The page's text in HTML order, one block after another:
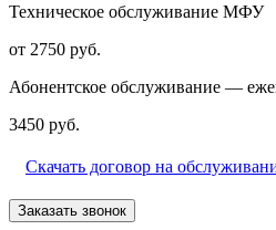
Техническое обслуживание МФУ
от 2750 руб.
Абонентское обслуживание —
3450 руб.
Скачать договор на
Заказать звонок